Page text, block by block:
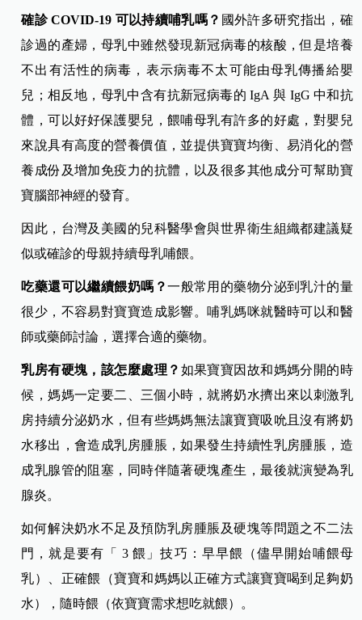
確診 COVID-19 可以持續哺乳嗎？ 國外許多研究指出，確
診過的產婦，母乳中雖然發現新冠病毒的核酸，但是培養
不出有活性的病毒，表示病毒不太可能由母乳傳播給嬰
兒；相反地，母乳中含有抗新冠病毒的 IgA 與 IgG 中和抗
體，可以好好保護嬰兒，餵哺母乳有許多的好處，對嬰兒
來說具有高度的營養價值，並提供寶寶均衡、易消化的營
養成份及增加免疫力的抗體，以及很多其他成分可幫助寶
寶腦部神經的發育。
因此，台灣及美國的兒科醫學會與世界衛生組織都建議疑
似或確診的母親持續母乳哺餵。
吃藥還可以繼續餵奶嗎？一般常用的藥物分泌到乳汁的量
很少，不容易對寶寶造成影響。哺乳媽咪就醫時可以和醫
師或藥師討論，選擇合適的藥物。
乳房有硬塊，該怎麼處理？ 如果寶寶因故和媽媽分開的時
候，媽媽一定要二、三個小時，就將奶水擠出來以刺激乳
房持續分泌奶水，但有些媽媽無法讓寶寶吸吮且沒有將奶
水移出，會造成乳房腫脹，如果發生持續性乳房腫脹，造
成乳腺管的阻塞，同時伴隨著硬塊產生，最後就演變為乳
腺炎。
如何解決奶水不足及預防乳房腫脹及硬塊等問題之不二法
門，就是要有「 3 餵」技巧：早早餵（儘早開始哺餵母
乳）、正確餵（寶寶和媽媽以正確方式讓寶寶喝到足夠奶
水），隨時餵（依寶寶需求想吃就餵）。